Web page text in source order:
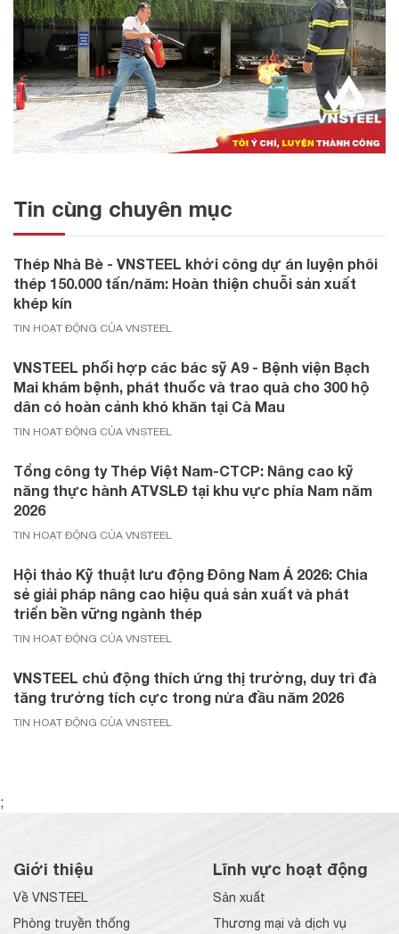
Tin cùng chuyên mục
Thép Nhà Bè - VNSTEEL khởi công dự án luyện phôi
thép 150.000 tấn/năm: Hoàn thiện chuỗi sản xuất
khép kín
TIN HOẠT ĐỘNG CỦA VNSTEEL
VNSTEEL phối hợp các bác sỹ A9 - Bệnh viện Bạch
Mai khám bệnh, phát thuốc và trao quà cho 300 hộ
dân có hoàn cảnh khó khăn tại Cà Mau
TIN HOẠT ĐỘNG CỦA VNSTEEL
Tổng công ty Thép Việt Nam-CTCP: Nâng cao kỹ
năng thực hành ATVSLĐ tại khu vực phía Nam năm
2026
TIN HOẠT ĐỘNG CỦA VNSTEEL
Hội thảo Kỹ thuật lưu động Đông Nam Á 2026: Chia
sẻ giải pháp nâng cao hiệu quả sản xuất và phát
triển bền vững ngành thép
TIN HOẠT ĐỘNG CỦA VNSTEEL
VNSTEEL chủ động thích ứng thị trường, duy trì đà
tăng trưởng tích cực trong nửa đầu năm 2026
TIN HOẠT ĐỘNG CỦA VNSTEEL
;
Giới thiệu
Về VNSTEEL
Phòng truyền thống
Lĩnh vực hoạt động
Sản xuất
Thương mại và dịch vụ